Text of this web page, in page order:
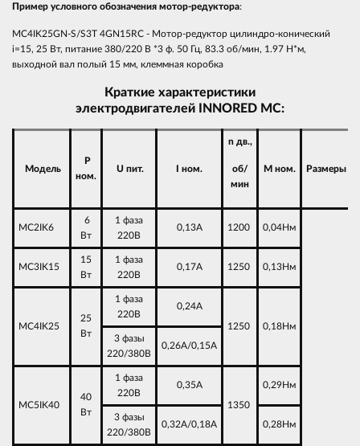
Пример условного обозначения мотор-редуктора:
MC4IK25GN-S/S3T 4GN15RC - Мотор-редуктор цилиндро-конический
i=15, 25 Вт, питание 380/220 В *3 ф. 50 Гц, 83.3 об/мин, 1.97 Н*м,
выходной вал полый 15 мм, клеммная коробка
Краткие характеристики
электродвигателей INNORED МС:
Модель
P
ном.
U пит. I ном.
n дв.,
об/
мин
M ном. Размеры
MC2IK6
6
Вт
1 фаза
220В
0,13А 1200 0,04Нм
MC3IK15
15
Вт
1 фаза
220В
0,17А 1250 0,13Нм
MC4IK25
25
Вт
1 фаза
220В
0,24А
1250
0,18Нм
3 фазы
220/380В
0,26А/0,15А
MC5IK40
40
Вт
1 фаза
220В
0,35А
1350
0,29Нм
3 фазы
220/380В
0,32А/0,18А 0,28Нм